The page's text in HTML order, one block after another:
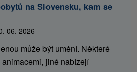
na Slovensku, kam se
06. 2026
může být umění. Některé
jiné nabízejí